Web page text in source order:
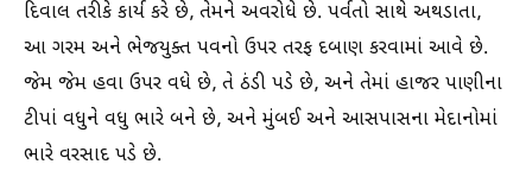
દિવાલ તરીકે કાર્ય કરે છે, તેમને અવરોધે છે. પર્વતો સાથે અથડાતા,
આ ગરમ અને ભેજયુક્ત પવનો ઉપર તરફ દબાણ કરવામાં આવે છે.
જેમ જેમ હવા ઉપર વધે છે, તે ઠંડી પડે છે, અને તેમાં હાજર પાણીના
ટીપાં વધુને વધુ ભારે બને છે, અને મુંબઈ અને આસપાસના મેદાનોમાં
ભારે વરસાદ પડે છે.